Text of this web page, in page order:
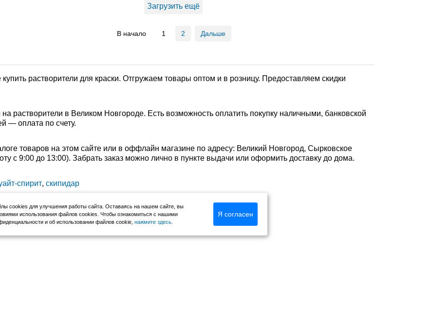
Загрузить ещё
В начало 1 2 Дальше
растворители для краски. Отгружаем товары оптом и в розницу. Предоставляем скидки
растворители в Великом Новгороде. Есть возможность оплатить покупку наличными, банковской
— оплата по счету.
товаров на этом сайте или в оффлайн магазине по адресу: Великий Новгород, Сырковское
с 9:00 до 13:00). Забрать заказ можно лично в пункте выдачи или оформить доставку до дома.
спирит, скипидар
cookies для улучшения работы сайта. Оставаясь на нашем сайте, вы
использования файлов cookies. Чтобы ознакомиться с нашими
и об использовании файлов cookie, нажмите здесь
Я согласен